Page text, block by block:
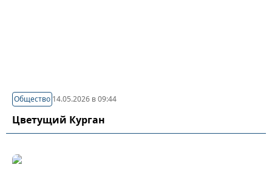
Общество 14.05.2026 в 09:44
Цветущий Курган